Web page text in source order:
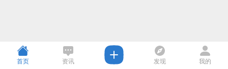
首页 资讯 发现 我的